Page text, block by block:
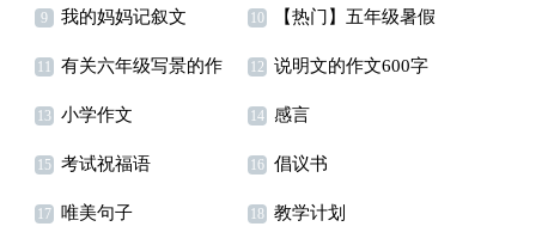
400字集锦5篇
9 我的妈妈记叙文
【热】
10 【热门】五年级暑假
作文300字汇总5篇
11 有关六年级写景的作
文汇编6篇
12 说明文的作文600字
锦集7篇
13 小学作文 14 感言
15 考试祝福语 16 倡议书
17 唯美句子 18 教学计划